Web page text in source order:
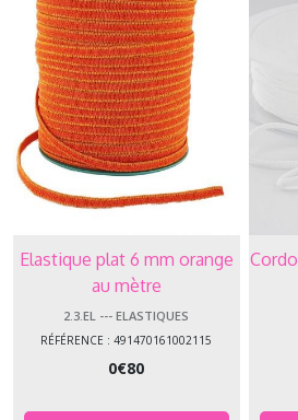
Elastique plat 6 mm orange
au mètre
2.3.EL --- ELASTIQUES
RÉFÉRENCE : 491470161002115
0€80